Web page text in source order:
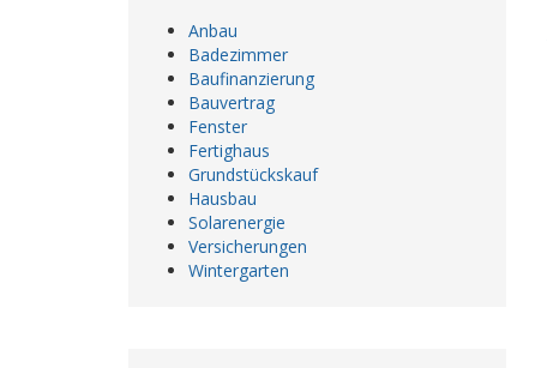
Anbau
Badezimmer
Baufinanzierung
Bauvertrag
Fenster
Fertighaus
Grundstückskauf
Hausbau
Solarenergie
Versicherungen
Wintergarten